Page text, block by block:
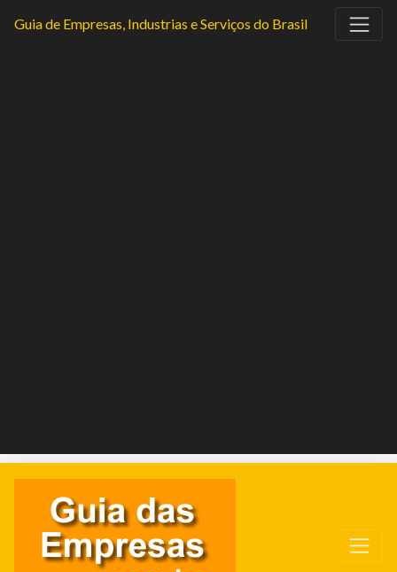
Guia de Empresas, Industrias e Serviços do Brasil